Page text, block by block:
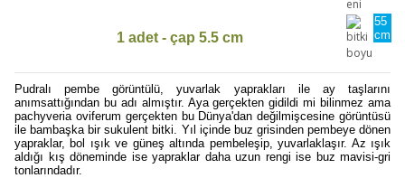
1 adet - çap 5.5 cm
55
cm
Pudralı pembe görüntülü, yuvarlak yaprakları ile ay taşlarını
anımsattığından bu adı almıştır. Aya gerçekten gidildi mi bilinmez ama
pachyveria oviferum gerçekten bu Dünya'dan değilmişcesine görüntüsü
ile bambaşka bir sukulent bitki. Yıl içinde buz grisinden pembeye dönen
yapraklar, bol ışık ve güneş altında pembeleşip, yuvarlaklaşır. Az ışık
aldığı kış döneminde ise yapraklar daha uzun rengi ise buz mavisi-gri
tonlarındadır.